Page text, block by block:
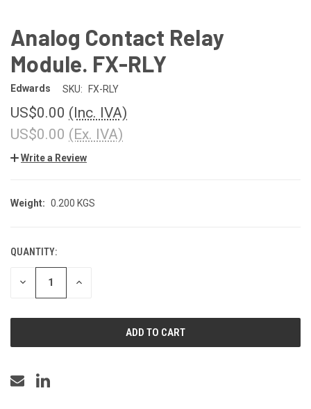
Analog Contact Relay
Module. FX-RLY
Edwards SKU: FX-RLY
US$0.00 (Inc. IVA)
US$0.00 (Ex. IVA)
Write a Review
Weight: 0.200 KGS
CURRENT
STOCK:
QUANTITY:
DECREASE INCREASE